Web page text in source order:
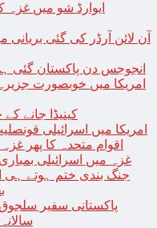
آن لائن آرڈر کی گئی
انجوجس دن پاکستان گئی
کینیڈا جانے
امریکا میں اسرائیلی
اقوام متحدہ کا پھر
غزہ میں اسرائیلی بمباری میں مزید
جنگ بندی ختم ہوتے ہی
پاکستانی سفیر